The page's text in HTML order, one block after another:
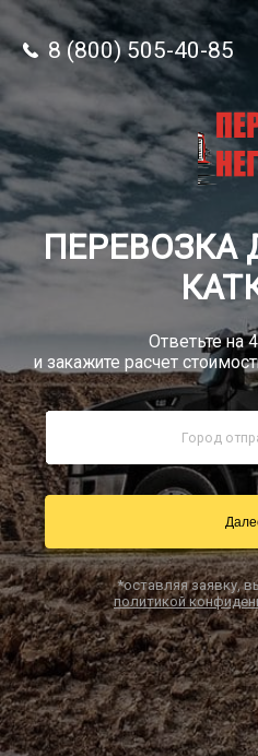
8
8 (800) 505-40-85
Ответьте на
и закажите расчет
*оставляя заявку,
политикой